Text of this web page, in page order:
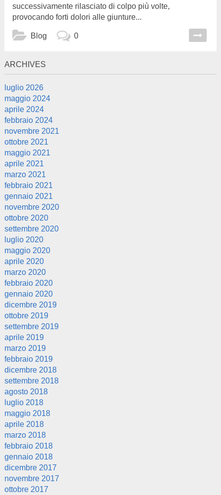
successivamente rilasciato di colpo più volte,
provocando forti dolori alle giunture...
Blog 0
ARCHIVES
luglio 2026
maggio 2024
aprile 2024
febbraio 2024
novembre 2021
ottobre 2021
maggio 2021
aprile 2021
marzo 2021
febbraio 2021
gennaio 2021
novembre 2020
ottobre 2020
settembre 2020
luglio 2020
maggio 2020
aprile 2020
marzo 2020
febbraio 2020
gennaio 2020
dicembre 2019
ottobre 2019
settembre 2019
aprile 2019
marzo 2019
febbraio 2019
dicembre 2018
settembre 2018
agosto 2018
luglio 2018
maggio 2018
aprile 2018
marzo 2018
febbraio 2018
gennaio 2018
dicembre 2017
novembre 2017
ottobre 2017